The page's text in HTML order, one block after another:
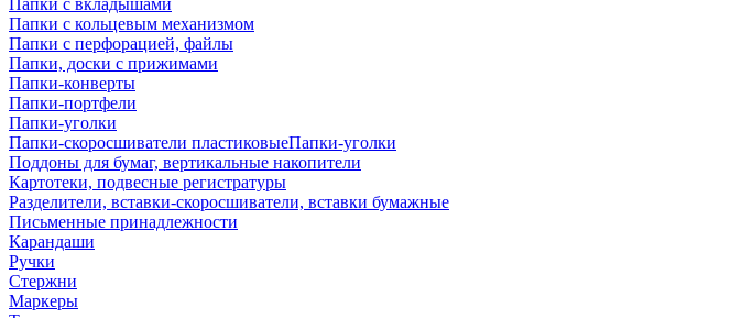
Папки с вкладышами
Папки с кольцевым механизмом
Папки с перфорацией, файлы
Папки, доски с прижимами
Папки-конверты
Папки-портфели
Папки-уголки
Папки-скоросшиватели пластиковыеПапки-уголки
Поддоны для бумаг, вертикальные накопители
Картотеки, подвесные регистратуры
Разделители, вставки-скоросшиватели, вставки бумажные
Письменные принадлежности
Карандаши
Ручки
Стержни
Маркеры